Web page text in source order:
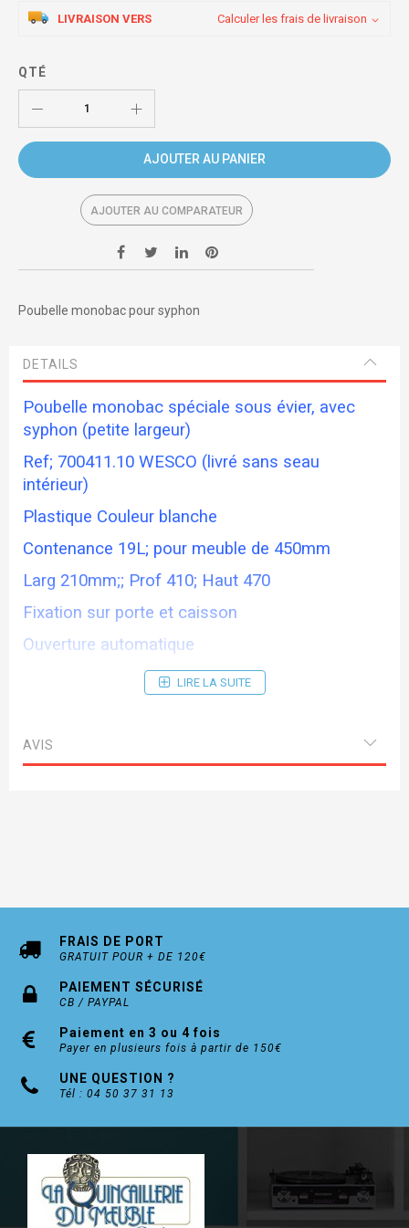
LIVRAISON VERS Calculer les frais de livraison
QTÉ
AJOUTER AU PANIER
AJOUTER AU COMPARATEUR
Poubelle monobac pour syphon
DETAILS
Poubelle monobac spéciale sous évier, avec
syphon (petite largeur)
Ref; 700411.10 WESCO (livré sans seau
intérieur)
Plastique Couleur blanche
Contenance 19L; pour meuble de 450mm
Larg 210mm;; Prof 410; Haut 470
Fixation sur porte et caisson
Ouverture automatique
Temps de montage 10mm
LIRE LA SUITE
AVIS
FRAIS DE PORT
GRATUIT POUR + DE 120€
PAIEMENT SÉCURISÉ
CB / PAYPAL
Paiement en 3 ou 4 fois
Payer en plusieurs fois à partir de 150€
UNE QUESTION ?
Tél : 04 50 37 31 13